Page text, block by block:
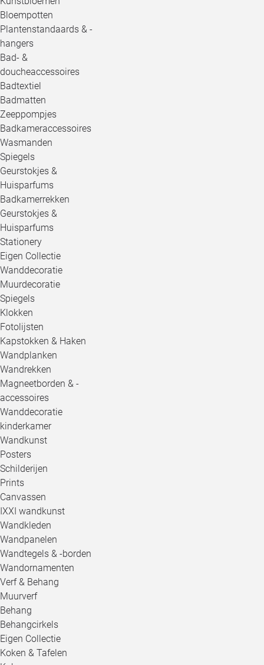
Bloempotten
Plantenstandaards & -
hangers
Bad- &
doucheaccessoires
Badtextiel
Badmatten
Zeeppompjes
Badkameraccessoires
Wasmanden
Spiegels
Geurstokjes &
Huisparfums
Badkamerrekken
Geurstokjes &
Huisparfums
Stationery
Eigen Collectie
Wanddecoratie
Muurdecoratie
Spiegels
Klokken
Fotolijsten
Kapstokken & Haken
Wandplanken
Wandrekken
Magneetborden & -
accessoires
Wanddecoratie
kinderkamer
Wandkunst
Posters
Schilderijen
Prints
Canvassen
IXXI wandkunst
Wandkleden
Wandpanelen
Wandtegels & -borden
Wandornamenten
Verf & Behang
Muurverf
Behang
Behangcirkels
Eigen Collectie
Koken & Tafelen